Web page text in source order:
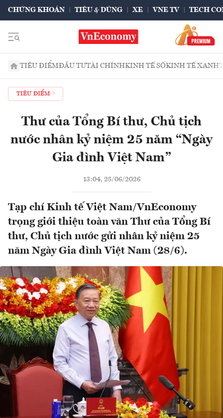
CHỨNG KHOÁN TIÊU & DÙNG XE VNE TV TECH
TIÊU ĐIỂMĐẦU TƯTÀI CHÍNHKINH TẾ SỐKINH TẾ XANH
TIÊU ĐIỂM
Thư của Tổng Bí thư, Chủ tịch
nước nhân kỷ niệm 25 năm “Ngày
Gia đình Việt Nam”
13:04, 28/06/2026
Tạp chí Kinh tế Việt Nam/VnEconomy
trọng giới thiệu toàn văn Thư của Tổng Bí
thư, Chủ tịch nước gửi nhân kỷ niệm 25
năm Ngày Gia đình Việt Nam (28/6).